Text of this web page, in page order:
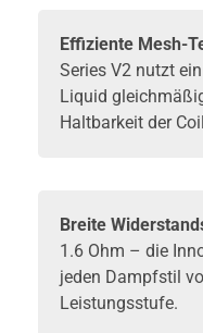
Effiziente Mesh-
Series V2 nutzt
Liquid
Haltbarkeit der
Breite
1.6 Ohm – die
jeden Dampfstil
Leistungsstufe.